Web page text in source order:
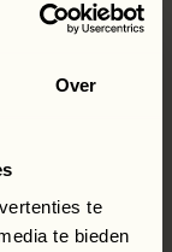
Over
te
te bieden